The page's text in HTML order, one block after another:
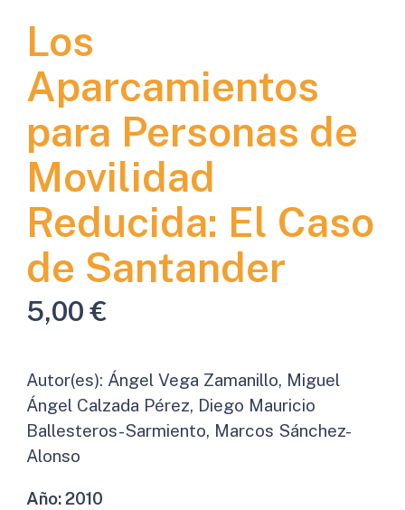
Los
Aparcamientos
para Personas de
Movilidad
Reducida: El Caso
de Santander
5,00€
Autor(es): Ángel Vega Zamanillo, Miguel
Ángel Calzada Pérez, Diego Mauricio
Ballesteros-Sarmiento, Marcos Sánchez-
Alonso
Año:2010